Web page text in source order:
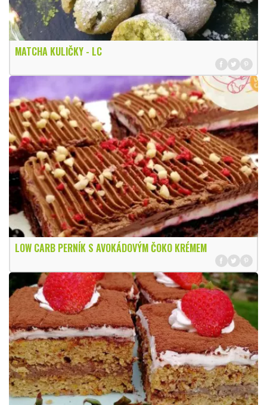
MATCHA KULIČKY - LC
LOW CARB PERNÍK S AVOKÁDOVÝM ČOKO KRÉMEM